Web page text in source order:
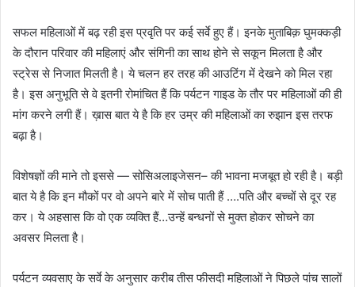
सफल महिलाओं में बढ़ रही इस प्रवृति पर कई सर्वे हुए हैं। इनके मुताबिक़ घुमक्कड़ी
के दौरान परिवार की महिलाएं और संगिनी का साथ होने से सकून मिलता है और
स्ट्रेस से निजात मिलती है। ये चलन हर तरह की आउटिंग में देखने को मिल रहा
है। इस अनुभूति से वे इतनी रोमांचित हैं कि पर्यटन गाइड के तौर पर महिलाओं की ही
मांग करने लगी हैं। ख़ास बात ये है कि हर उम्र की महिलाओं का रुझान इस तरफ
बढ़ा है।
विशेषज्ञों की माने तो इससे — सोसिअलाइजेसन– की भावना मजबूत हो रही है। बड़ी
बात ये है कि इन मौकों पर वो अपने बारे में सोच पाती हैं ….पति और बच्चों से दूर रह
कर। ये अहसास कि वो एक व्यक्ति हैं…उन्हें बन्धनों से मुक्त होकर सोचने का
अवसर मिलता है।
पर्यटन व्यवसाए के सर्वे के अनुसार करीब तीस फीसदी महिलाओं ने पिछले पांच सालों